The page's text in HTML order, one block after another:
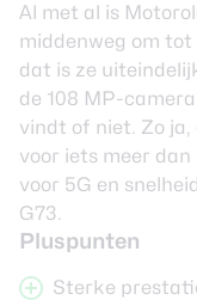
Al met al is
middenweg om
dat is ze
de 108 MP-
vindt of niet. Zo ja,
voor iets meer dan
voor 5G en
G73.
Pluspunten
Sterke